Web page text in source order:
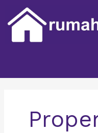
konten
Filter Lokasi